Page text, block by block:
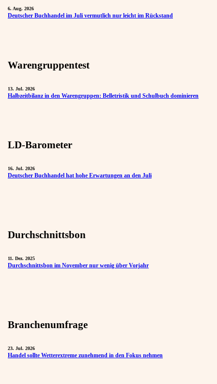
6. Aug. 2026
Deutscher Buchhandel im Juli vermutlich nur leicht im Rückstand
Warengruppentest
13. Jul. 2026
Halbzeitbilanz in den Warengruppen: Belletristik und Schulbuch dominieren
LD-Barometer
16. Jul. 2026
Deutscher Buchhandel hat hohe Erwartungen an den Juli
Durchschnittsbon
11. Dez. 2025
Durchschnittsbon im November nur wenig über Vorjahr
Branchenumfrage
23. Jul. 2026
Handel sollte Wetterextreme zunehmend in den Fokus nehmen